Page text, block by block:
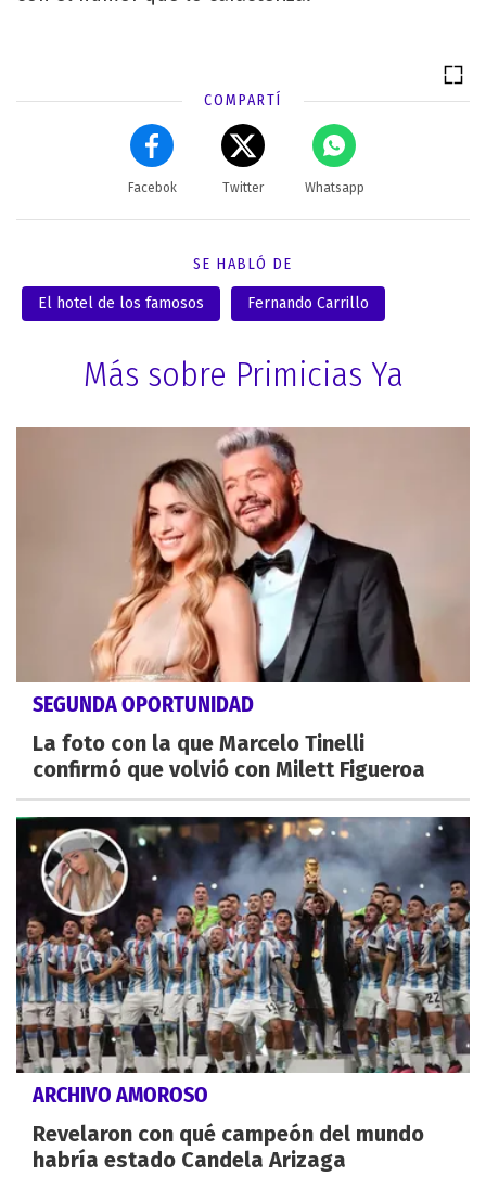
COMPARTÍ
Facebok Twitter Whatsapp
SE HABLÓ DE
El hotel de los famosos Fernando Carrillo
Más sobre Primicias Ya
SEGUNDA OPORTUNIDAD
La foto con la que Marcelo Tinelli
confirmó que volvió con Milett Figueroa
ARCHIVO AMOROSO
Revelaron con qué campeón del mundo
habría estado Candela Arizaga